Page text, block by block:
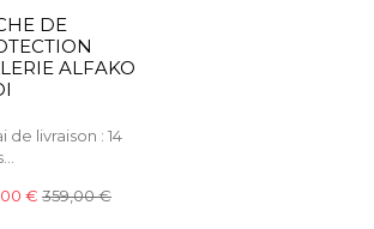
DE
ALFAKO
de livraison : 14
€ 359,00 €